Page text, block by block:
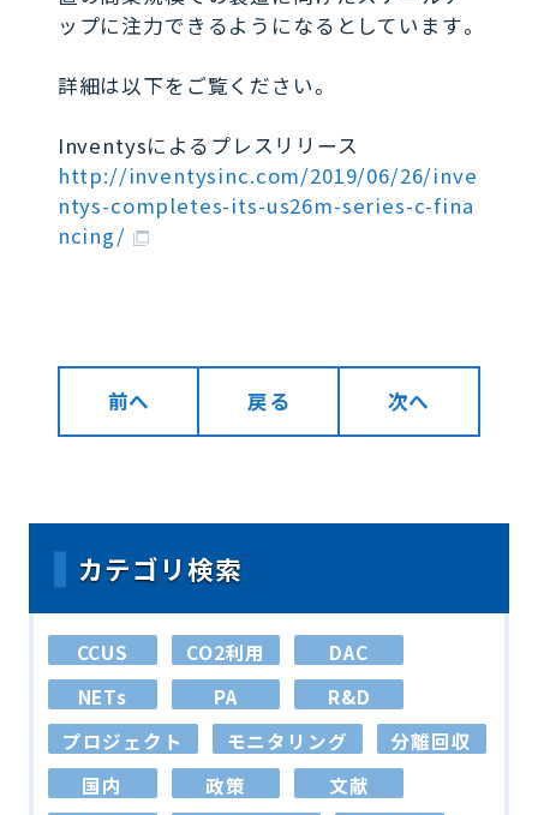
ップに注力できるようになるとしています。
詳細は以下をご覧ください。
Inventysによるプレスリリース
http://inventysinc.com/2019/06/26/inve
ntys-completes-its-us26m-series-c-fina
ncing/
前へ 戻る 次へ
カテゴリ検索
CCUS CO2利用
DAC
NETs
PA
R&D
プロジェクト
モニタリング
分離回収
国内
政策
文献